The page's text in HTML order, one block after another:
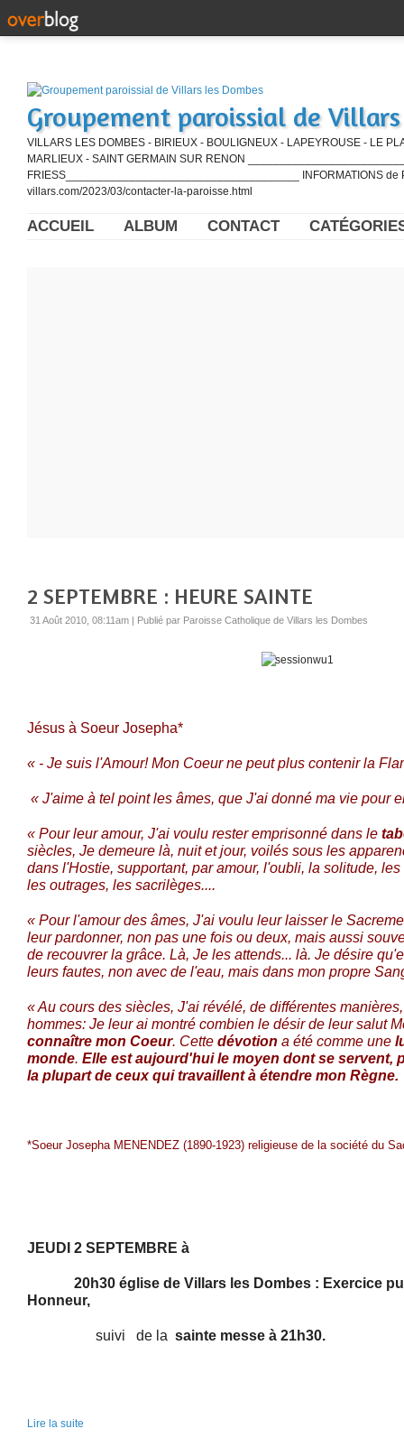
Groupement paroissial de
VILLARS LES DOMBES - BIRIEUX - BOULIGNEUX - LAPEYROUSE - LE
MARLIEUX - SAINT GERMAIN SUR RENON
FRIESS_____________________________________ INFORMATIONS de
villars.com/2023/03/contacter-la-paroisse.html
ACCUEIL ALBUM CONTACT
2 SEPTEMBRE : HEURE SAINTE
31 Août 2010, 08:11am | Publié par Paroisse Catholique de Villars les Dombes
Jésus à Soeur Josepha*
« - Je suis l'Amour! Mon Coeur ne peut plus contenir la
« J'aime à tel point les âmes, que J'ai donné ma vie pour
« Pour leur amour, J'ai voulu rester emprisonné dans le
siècles, Je demeure là, nuit et jour, voilés sous les
dans l'Hostie, supportant, par amour, l'oubli, la solitude,
les outrages, les sacrilèges....
« Pour l'amour des âmes, J'ai voulu leur laisser le
leur pardonner, non pas une fois ou deux, mais aussi
de recouvrer la grâce. Là, Je les attends... là. Je désire
leurs fautes, non avec de l'eau, mais dans mon propre
« Au cours des siècles, J'ai révélé, de différentes
hommes: Je leur ai montré combien le désir de leur salut
connaître mon Coeur. Cette dévotion a été comme une
monde. Elle est aujourd'hui le moyen dont se servent,
la plupart de ceux qui travaillent à étendre mon Règne.
*Soeur Josepha MENENDEZ (1890-1923) religieuse de la société du
JEUDI 2 SEPTEMBRE à
20h30 église de Villars les Dombes : Exercice
Honneur,
suivi de la sainte messe à 21h30.
Lire la suite